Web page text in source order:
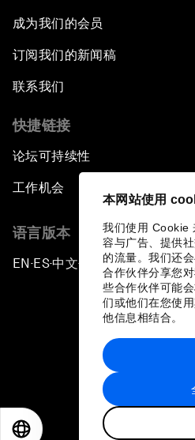
本网站使用
我们使用 Cookie
容与广告、提供
的流量。我们还
合作伙伴分享您
些合作伙伴可能
们或他们在您使
他信息相结合。
成为我们的会员
订阅我们的新闻稿
联系我们
快捷链接
论坛可持续性
工作机会
语言版本
EN ▪ES▪中文▪ 日本語
站点地
世界